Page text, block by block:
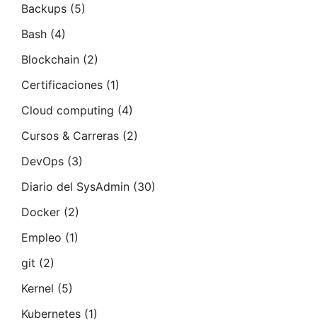
Backups (5)
Bash (4)
Blockchain (2)
Certificaciones (1)
Cloud computing (4)
Cursos & Carreras (2)
DevOps (3)
Diario del SysAdmin (30)
Docker (2)
Empleo (1)
git (2)
Kernel (5)
Kubernetes (1)